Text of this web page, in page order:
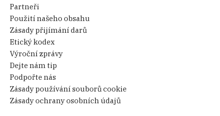
Partneři
Použití našeho obsahu
Zásady přijímání darů
Etický kodex
Výroční zprávy
Dejte nám tip
Podpořte nás
Zásady používání souborů cookie
Zásady ochrany osobních údajů